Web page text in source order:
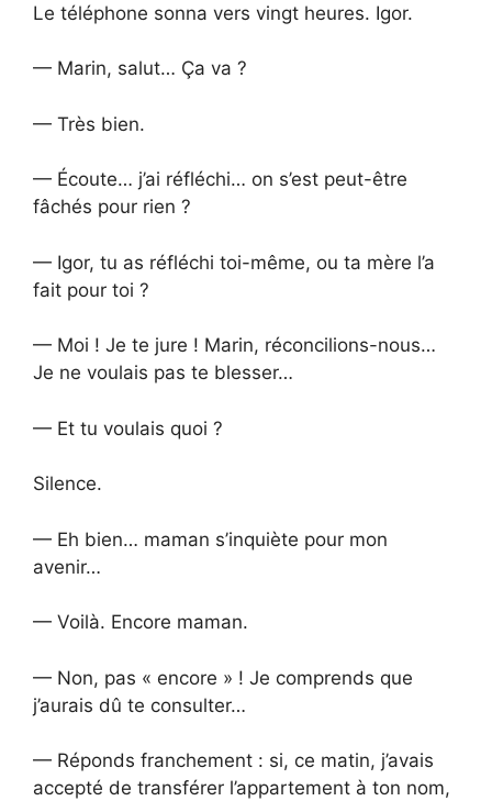
Le téléphone sonna vers vingt heures. Igor.
— Marin, salut… Ça va ?
— Très bien.
— Écoute… j’ai réfléchi… on s’est peut-être
fâchés pour rien ?
— Igor, tu as réfléchi toi-même, ou ta mère l’a
fait pour toi ?
— Moi ! Je te jure ! Marin, réconcilions-nous…
Je ne voulais pas te blesser…
— Et tu voulais quoi ?
Silence.
— Eh bien… maman s’inquiète pour mon
avenir…
— Voilà. Encore maman.
— Non, pas « encore » ! Je comprends que
j’aurais dû te consulter…
— Réponds franchement : si, ce matin, j’avais
accepté de transférer l’appartement à ton nom,